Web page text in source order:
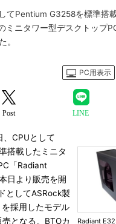
てPentium G3258を標準搭
ミニタワー型デスクトップ
。
PC用表示
Post LINE
Radiant
CPUとして
搭載したミニタ
「Radiant
日より販売を開
としてASRock製
を採用したモデル
となる。BTOカ